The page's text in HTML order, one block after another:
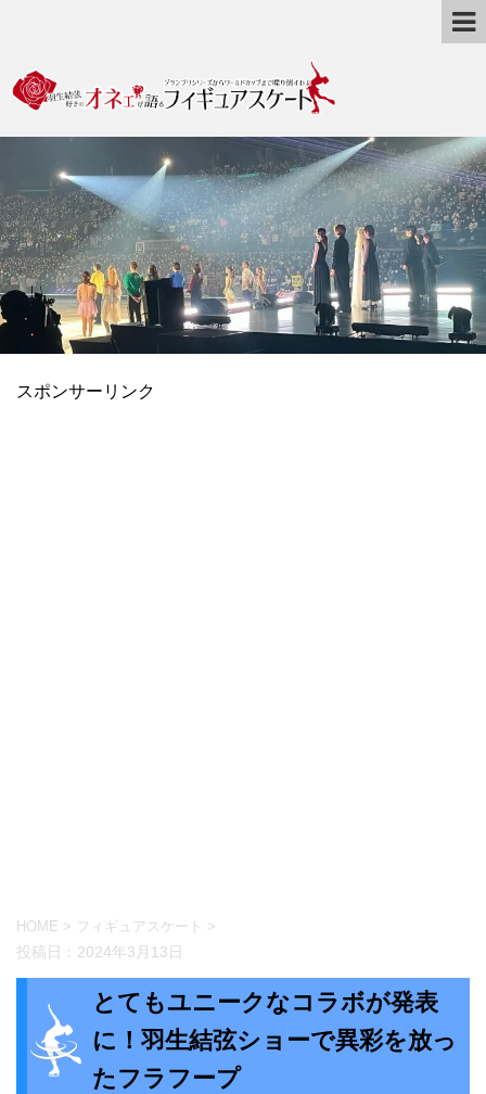
スポンサーリンク
HOME > フィギュアスケート >
投稿日： 2024年3月13日
とてもユニークなコラボが発表
に！羽生結弦ショーで異彩を放っ
たフラフープ